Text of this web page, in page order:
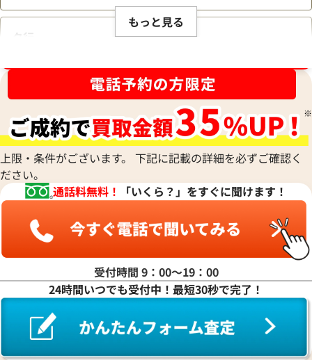
タ行
ハ行
マ行
ヤ行
ワ行
もっと見る
上限・条件がございます。 下記に記載の詳細を必ずご確認く
ださい。
通話料無料！
「いくら？」をすぐに聞けます！
受付時間 9：00〜19：00
24時間いつでも受付中！最短30秒で完了！